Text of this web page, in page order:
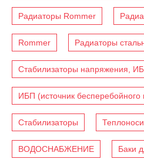
Радиаторы Rommer
Rommer Радиаторы
Стабилизаторы напряжения,
ИБП (источник бесперебойного
Стабилизаторы
ВОДОСНАБЖЕНИЕ Баки